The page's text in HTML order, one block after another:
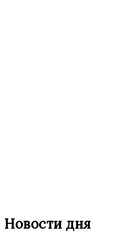
Новости дня